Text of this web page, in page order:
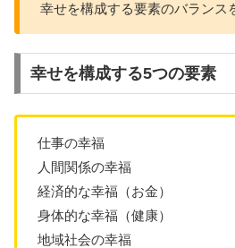
幸せを構成する要素のバランス
幸せを構成する5つの要素
仕事の幸福
人間関係の幸福
経済的な幸福（お金）
身体的な幸福（健康）
地域社会の幸福